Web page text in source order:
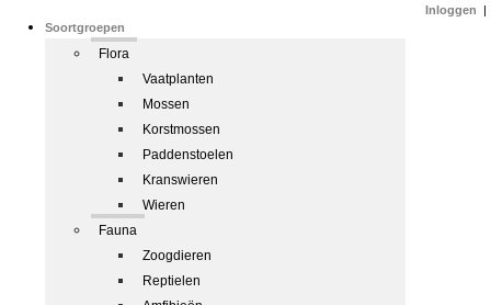
Soortgroepen
Flora
Vaatplanten
Mossen
Korstmossen
Paddenstoelen
Kranswieren
Wieren
Fauna
Zoogdieren
Reptielen
Inloggen |